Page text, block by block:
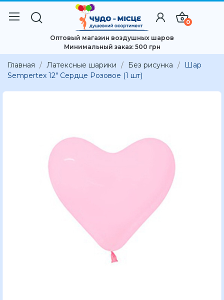
0
Оптовый магазин воздушных шаров
Минимальный заказ: 500 грн
Главная Латексные шарики Без рисунка
Шар
Sempertex 12" Сердце Розовое (1 шт)